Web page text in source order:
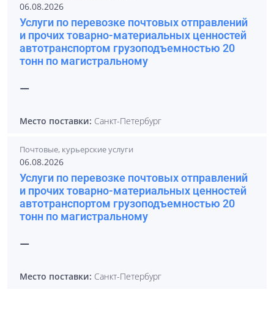
06.08.2026
Услуги по перевозке почтовых отправлений
и прочих товарно-материальных ценностей
автотранспортом грузоподъемностью 20
тонн по магистральному
—
Место поставки: Санкт-Петербург
Почтовые, курьерские услуги
06.08.2026
Услуги по перевозке почтовых отправлений
и прочих товарно-материальных ценностей
автотранспортом грузоподъемностью 20
тонн по магистральному
—
Место поставки: Санкт-Петербург